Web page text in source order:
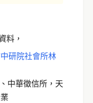
料，
研院社會所林
中華徵信所，天